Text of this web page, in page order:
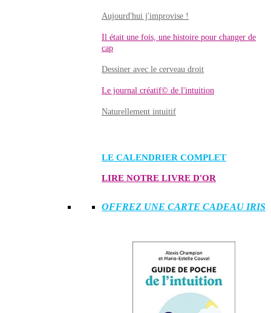
Aujourd'hui j'improvise !
Il était une fois, une histoire pour changer de
cap
Dessiner avec le cerveau droit
Le journal créatif© de l'intuition
Naturellement intuitif
LE CALENDRIER COMPLET
LIRE NOTRE LIVRE D'OR
OFFREZ UNE CARTE CADEAU IRIS